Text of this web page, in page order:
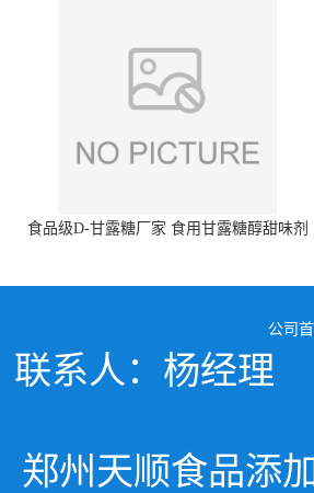
食品级D-甘露糖厂家 食用甘露糖醇甜味剂
公司
联系人：杨经理
郑州天顺食品添